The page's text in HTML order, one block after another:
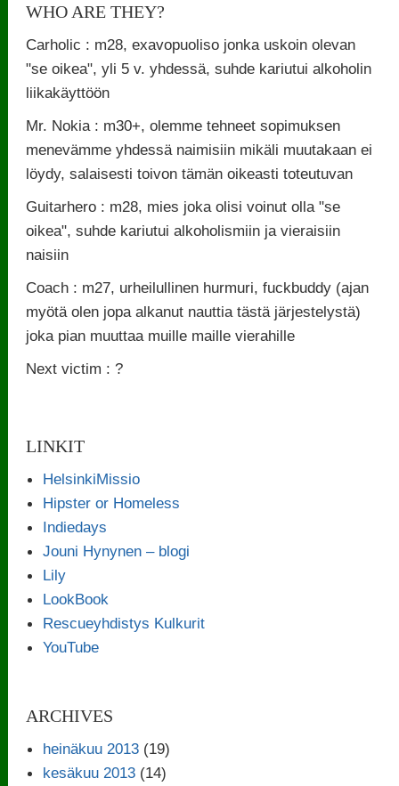
WHO ARE THEY?
Carholic : m28, exavopuoliso jonka uskoin olevan
"se oikea", yli 5 v. yhdessä, suhde kariutui alkoholin
liikakäyttöön
Mr. Nokia : m30+, olemme tehneet sopimuksen
menevämme yhdessä naimisiin mikäli muutakaan ei
löydy, salaisesti toivon tämän oikeasti toteutuvan
Guitarhero : m28, mies joka olisi voinut olla "se
oikea", suhde kariutui alkoholismiin ja vieraisiin
naisiin
Coach : m27, urheilullinen hurmuri, fuckbuddy (ajan
myötä olen jopa alkanut nauttia tästä järjestelystä)
joka pian muuttaa muille maille vierahille
Next victim : ?
LINKIT
HelsinkiMissio
Hipster or Homeless
Indiedays
Jouni Hynynen – blogi
Lily
LookBook
Rescueyhdistys Kulkurit
YouTube
ARCHIVES
heinäkuu 2013 (19)
kesäkuu 2013 (14)